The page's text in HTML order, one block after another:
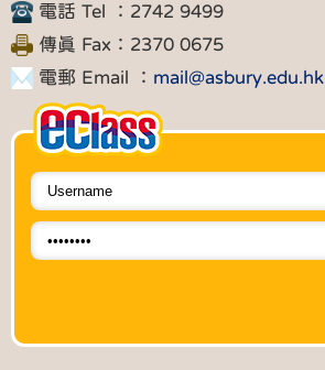
電話 Tel ：2742 9499
傳真 Fax：2370 0675
電郵 Email ： mail@asbury.edu.hk